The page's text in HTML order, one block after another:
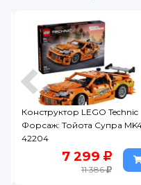
Конструктор LEGO Technic
Форсаж: Тойота Супра
42204
7 299
11 386